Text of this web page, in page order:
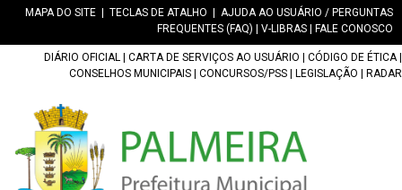
MAPA DO SITE TECLAS DE ATALHO
AJUDA AO USUÁRIO / PERGUNTAS
FREQUENTES (FAQ)
V-LIBRAS FALE CONOSCO
DIÁRIO OFICIAL CARTA DE SERVIÇOS AO USUÁRIO CÓDIGO DE ÉTICA|
CONSELHOS MUNICIPAIS
CONCURSOS/PSS LEGISLAÇÃO RADAR